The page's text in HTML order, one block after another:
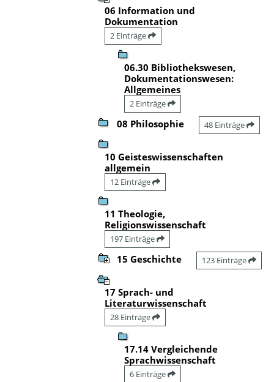
06 Information und
Dokumentation
2 Einträge
06.30 Bibliothekswesen,
Dokumentationswesen:
Allgemeines
2 Einträge
08 Philosophie 48 Einträge
10 Geisteswissenschaften
allgemein
12 Einträge
11 Theologie,
Religionswissenschaft
197 Einträge
15 Geschichte 123 Einträge
17 Sprach- und
Literaturwissenschaft
28 Einträge
17.14 Vergleichende
Sprachwissenschaft
6 Einträge